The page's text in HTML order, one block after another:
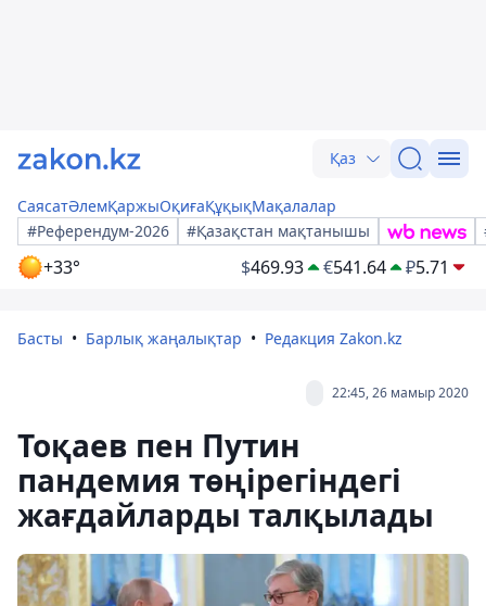
Қаз
СаясатӘлемҚаржыОқиғаҚұқықМақалалар
#Референдум-2026
#Қазақстан мақтанышы
+33° $469.93 €541.64 ₽5.71
Басты Барлық жаңалықтар Редакция Zakon.kz
22:45, 26 мамыр 2020
Тоқаев пен Путин
пандемия төңірегіндегі
жағдайларды талқылады